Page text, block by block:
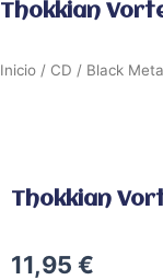
Thokkian
Inicio / CD / Black
Thokkian
11,95 €